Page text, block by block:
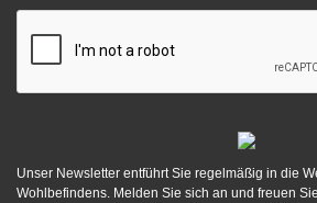
Unser Newsletter entführt Sie regelmäßig in die
Wohlbefindens. Melden Sie sich an und freuen